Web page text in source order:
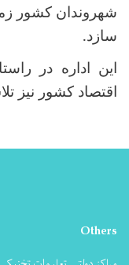
شهروندان کشور
سازد.
این اداره در
اقتصاد کشور نیز
Others